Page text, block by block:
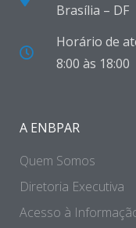
Brasília – DF
Horário de
8:00 às 18:00
A ENBPAR
Quem Somos
Diretoria Executiva
Acesso à